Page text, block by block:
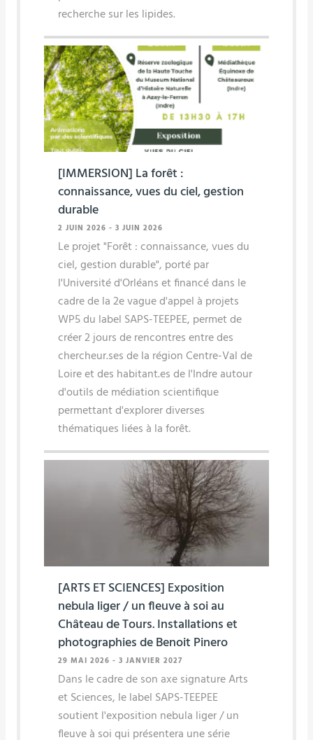
recherche sur les lipides.
[IMMERSION] La forêt :
connaissance, vues du ciel, gestion
durable
2 JUIN 2026 - 3 JUIN 2026
Le projet "Forêt : connaissance, vues du
ciel, gestion durable", porté par
l'Université d'Orléans et financé dans le
cadre de la 2e vague d'appel à projets
WP5 du label SAPS-TEEPEE, permet de
créer 2 jours de rencontres entre des
chercheur.ses de la région Centre-Val de
Loire et des habitant.es de l'Indre autour
d'outils de médiation scientifique
permettant d'explorer diverses
thématiques liées à la forêt.
[ARTS ET SCIENCES] Exposition
nebula liger / un fleuve à soi au
Château de Tours. Installations et
photographies de Benoit Pinero
29 MAI 2026 - 3 JANVIER 2027
Dans le cadre de son axe signature Arts
et Sciences, le label SAPS-TEEPEE
soutient l'exposition nebula liger / un
fleuve à soi qui présentera une série